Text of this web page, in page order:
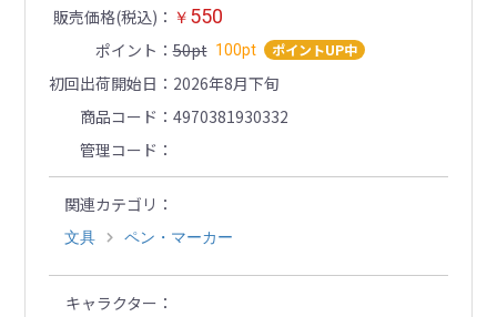
販売価格(税込) ￥ 550
ポイント 50pt 100pt ポイントUP中
初回出荷開始日
2026年8月下旬
商品コード
4970381930332
管理コード
関連カテゴリ
文具 ペン・マーカー
キャラクター